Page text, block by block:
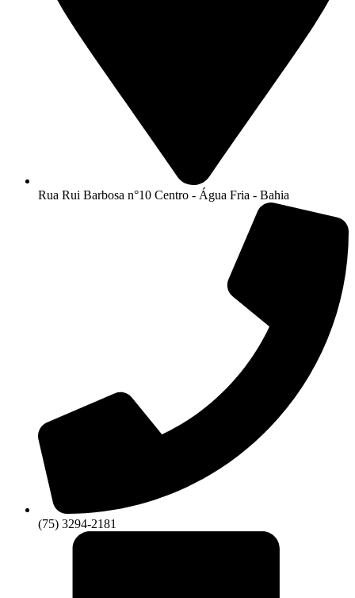
Rua Rui Barbosa n°10 Centro - Água Fria - Bahia
(75) 3294-2181